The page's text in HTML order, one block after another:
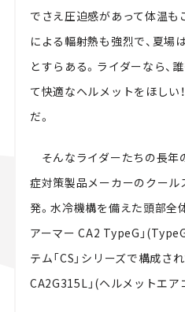
でさえ圧迫感があって体温も
による輻射熱も強烈で、夏場
とすらある。ライダーなら、
て快適なヘルメットをほしい
だ。
そんなライダーたちの長年
症対策製品メーカーのクー
発。水冷機構を備えた頭部全
アーマー CA2 TypeG」
テム「CS」シリーズで構成さ
CA2G315L」(ヘルメットエア